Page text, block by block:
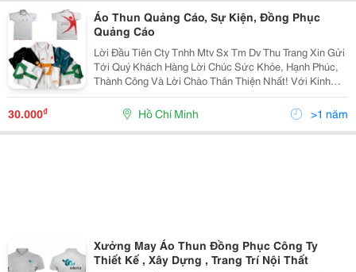
Áo Thun Quảng Cáo, Sự Kiện, Đồng Phục
Quảng Cáo
Lời Đầu Tiên Cty Tnhh Mtv Sx Tm Dv Thu Trang Xin Gửi
Tới Quý Khách Hàng Lời Chúc Sức Khỏe, Hạnh Phúc,
Thành Công Và Lời Chào Thân Thiện Nhất! Với Kinh
Nhiệm Nhiều Năm Làm Trong Ngành May.chúng Tôi
Muốn Mang Đến Cho Quý Khách Với Mức Giá Cạnh
30.000₫ Hồ Chí Minh >1 năm
Xưởng May Áo Thun Đồng Phục Công Ty
Thiết Kế , Xây Dựng , Trang Trí Nội Thất